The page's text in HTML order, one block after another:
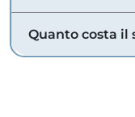
Quanto costa il